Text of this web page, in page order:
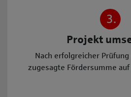
3.
Projekt
Nach erfolgreicher
zugesagte Fördersumme